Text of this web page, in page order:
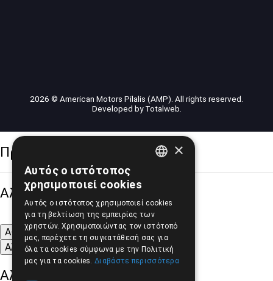
2026 © American Motors Pilalis (AMP). All rights reserved.
Developed byTotalweb
Προσβασιμότητα
Αλλαγή Μεγέθους
A- A+
A
Αλλαγή Γραμματοσειράς
Αλλαγή Χρώματος
×
Αυτός ο ιστότοπος
χρησιμοποιεί cookies
Αυτός ο ιστότοπος χρησιμοποιεί cookies
για τη βελτίωση της εμπειρίας των
χρηστών. Χρησιμοποιώντας τον ιστότοπό
μας, παρέχετε τη συγκατάθεσή σας για
όλα τα cookies σύμφωνα με την Πολιτική
μας για τα cookies. Διαβάστε περισσότερα